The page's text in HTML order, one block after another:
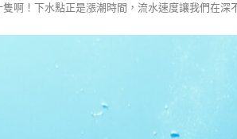
啊！下水點正是漲潮時間，流水速度讓我們在